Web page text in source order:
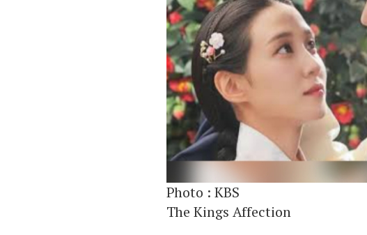
Photo : KBS
The Kings Affection